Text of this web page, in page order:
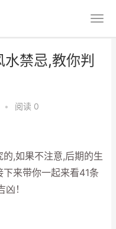
禁忌,教你判
• 阅读 0
,如果不注意,后期的生
来带你一起来看41条
！